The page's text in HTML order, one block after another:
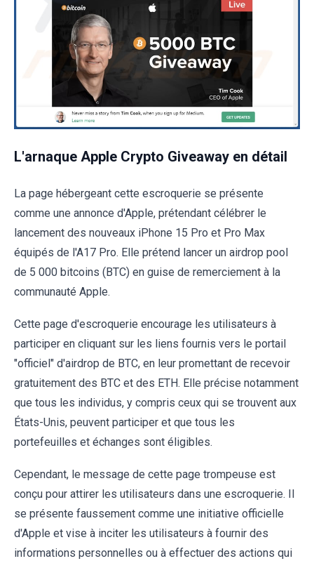
L'arnaque Apple Crypto Giveaway en détail
La page hébergeant cette escroquerie se présente
comme une annonce d'Apple, prétendant célébrer le
lancement des nouveaux iPhone 15 Pro et Pro Max
équipés de l'A17 Pro. Elle prétend lancer un airdrop pool
de 5 000 bitcoins (BTC) en guise de remerciement à la
communauté Apple.
Cette page d'escroquerie encourage les utilisateurs à
participer en cliquant sur les liens fournis vers le portail
"officiel" d'airdrop de BTC, en leur promettant de recevoir
gratuitement des BTC et des ETH. Elle précise notamment
que tous les individus, y compris ceux qui se trouvent aux
États-Unis, peuvent participer et que tous les
portefeuilles et échanges sont éligibles.
Cependant, le message de cette page trompeuse est
conçu pour attirer les utilisateurs dans une escroquerie. Il
se présente faussement comme une initiative officielle
d'Apple et vise à inciter les utilisateurs à fournir des
informations personnelles ou à effectuer des actions qui